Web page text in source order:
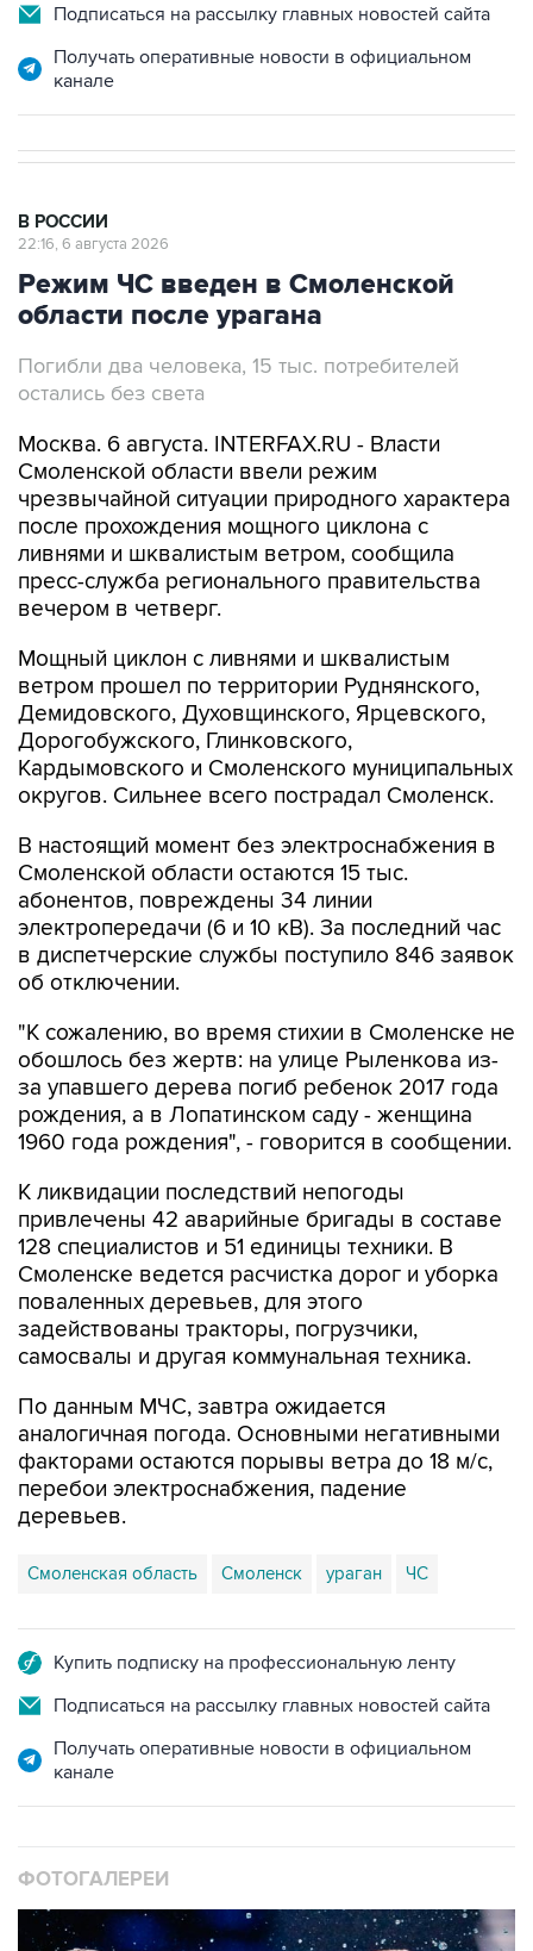
Подписаться на рассылку главных новостей сайта
Получать оперативные новости в официальном
канале
В РОССИИ
22:16, 6 августа 2026
Режим ЧС введен в Смоленской
области после урагана
Погибли два человека, 15 тыс. потребителей
остались без света
Москва. 6 августа. INTERFAX.RU - Власти
Смоленской области ввели режим
чрезвычайной ситуации природного характера
после прохождения мощного циклона с
ливнями и шквалистым ветром, сообщила
пресс-служба регионального правительства
вечером в четверг.
Мощный циклон с ливнями и шквалистым
ветром прошел по территории Руднянского,
Демидовского, Духовщинского, Ярцевского,
Дорогобужского, Глинковского,
Кардымовского и Смоленского муниципальных
округов. Сильнее всего пострадал Смоленск.
В настоящий момент без электроснабжения в
Смоленской области остаются 15 тыс.
абонентов, повреждены 34 линии
электропередачи (6 и 10 кВ). За последний час
в диспетчерские службы поступило 846 заявок
об отключении.
"К сожалению, во время стихии в Смоленске не
обошлось без жертв: на улице Рыленкова из-
за упавшего дерева погиб ребенок 2017 года
рождения, а в Лопатинском саду - женщина
1960 года рождения", - говорится в сообщении.
К ликвидации последствий непогоды
привлечены 42 аварийные бригады в составе
128 специалистов и 51 единицы техники. В
Смоленске ведется расчистка дорог и уборка
поваленных деревьев, для этого
задействованы тракторы, погрузчики,
самосвалы и другая коммунальная техника.
По данным МЧС, завтра ожидается
аналогичная погода. Основными негативными
факторами остаются порывы ветра до 18 м/с,
перебои электроснабжения, падение
деревьев.
Смоленская область Смоленск ураган ЧС
Купить подписку на профессиональную ленту
Подписаться на рассылку главных новостей сайта
Получать оперативные новости в официальном
канале
ФОТОГАЛЕРЕИ